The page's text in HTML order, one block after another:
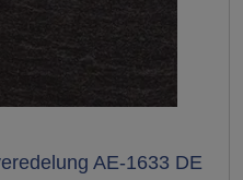
AE-1633 DE